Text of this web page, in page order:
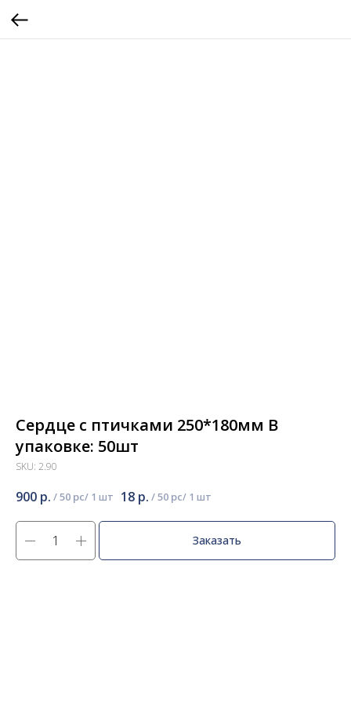
Сердце с птичками 250*180мм В
упаковке: 50шт
SKU: 2.90
900 р. /50 pc 18 р. /50 pc
Заказать